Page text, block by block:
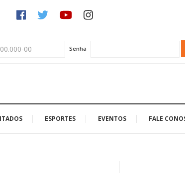
Senha
ESPORTES EVENTOS FALE